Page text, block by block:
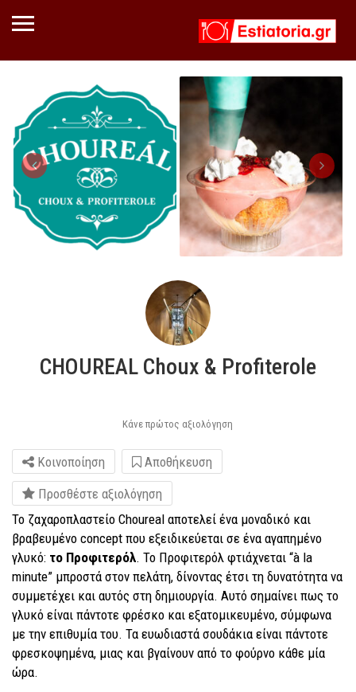
CHOUREAL Choux & Profiterole
Κάνε πρώτος αξιολόγηση
Κοινοποίηση
Αποθήκευση
Προσθέστε αξιολόγηση
Το ζαχαροπλαστείο Choureal αποτελεί ένα μοναδικό και
βραβευμένο concept που εξειδικεύεται σε ένα αγαπημένο
γλυκό: το Προφιτερόλ. Το Προφιτερόλ φτιάχνεται “à la
minute” μπροστά στον πελάτη, δίνοντας έτσι τη δυνατότητα να
συμμετέχει και αυτός στη δημιουργία. Αυτό σημαίνει πως το
γλυκό είναι πάντοτε φρέσκο και εξατομικευμένο, σύμφωνα
με την επιθυμία του. Τα ευωδιαστά σουδάκια είναι πάντοτε
φρεσκοψημένα, μιας και βγαίνουν από το φούρνο κάθε μία
ώρα.